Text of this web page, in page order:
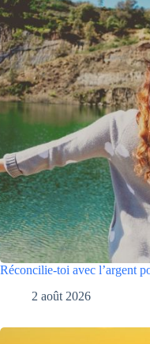
Réconcilie-toi avec l’argent
2 août 2026